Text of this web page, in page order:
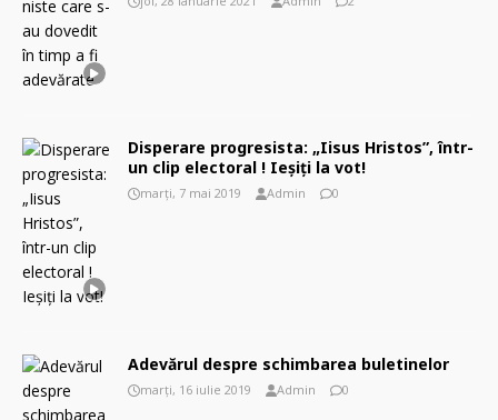
Disperare progresista: „Iisus Hristos”, într-
un clip electoral ! Ieșiți la vot!
marți, 7 mai 2019 Admin 0
Adevărul despre schimbarea buletinelor
marți, 16 iulie 2019 Admin 0